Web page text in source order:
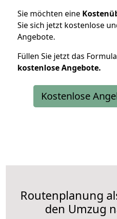
Sie möchten eine
Sie sich jetzt kostenlose
Angebote.
Füllen Sie jetzt das
kostenloseAngebote.
Kostenlose
Routenplanung
den Umzug